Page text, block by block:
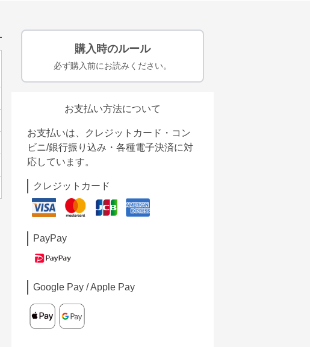
購入時のルール
必ず購入前にお読みください。
お支払い方法について
お支払いは、クレジットカード・コン
ビニ/銀行振り込み・各種電子決済に対
応しています。
クレジットカード
PayPay
Google Pay / Apple Pay